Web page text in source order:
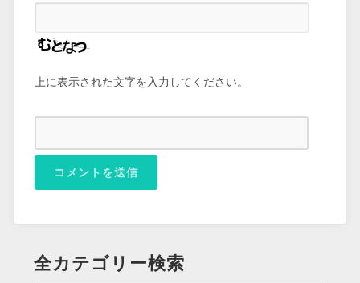
上に表示された文字を入力してください。
全カテゴリー検索